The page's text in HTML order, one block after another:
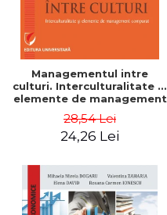
Managementul intre
culturi. Interculturalitate si
elemente de management
Dumitrascu
28,54 Lei
24,26 Lei